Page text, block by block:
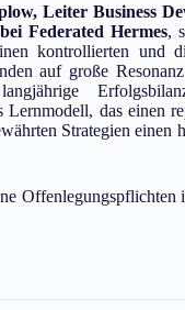
Leiter Business
Federated Hermes,
kontrollierten und
auf große
Lernmodell, das einen
Strategien einen
Offenlegungspflichten